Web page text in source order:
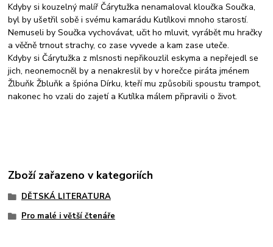
Kdyby si kouzelný malíř Čárytužka nenamaloval kloučka Součka,
byl by ušetřil sobě i svému kamarádu Kutílkovi mnoho starostí.
Nemuseli by Součka vychovávat, učit ho mluvit, vyrábět mu hračky
a věčně trnout strachy, co zase vyvede a kam zase uteče.
Kdyby si Čárytužka z mlsnosti nepřikouzlil eskyma a nepřejedl se
jich, neonemocněl by a nenakreslil by v horečce piráta jménem
Žlbuňk Žbluňk a špióna Dírku, kteří mu způsobili spoustu trampot,
nakonec ho vzali do zajetí a Kutílka málem připravili o život.
Zboží zařazeno v kategoriích
DĚTSKÁ LITERATURA
Pro malé i větší čtenáře